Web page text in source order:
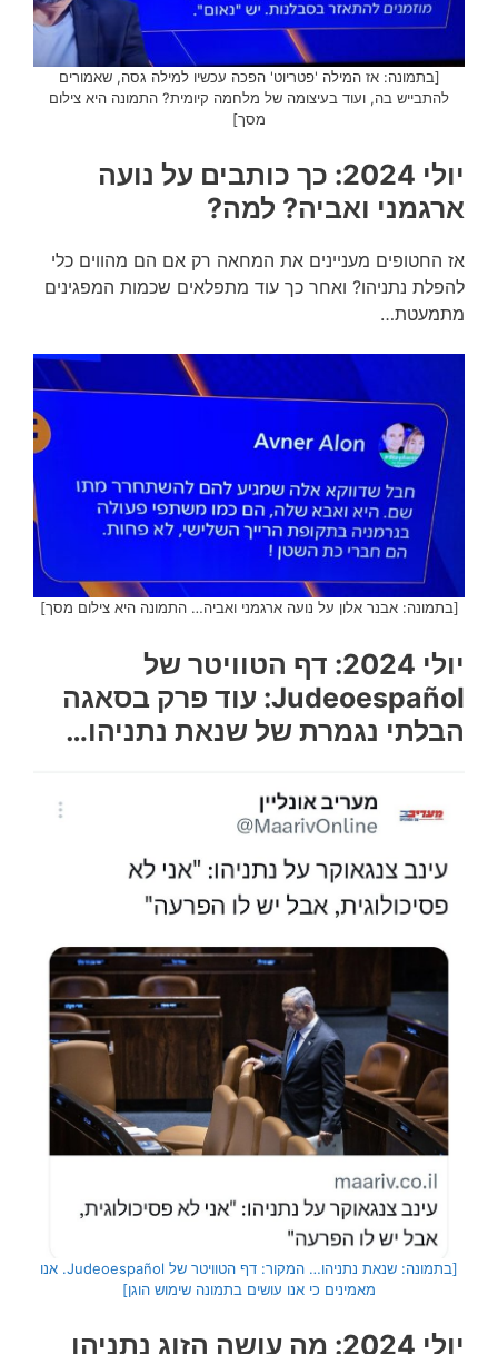
[בתמונה: אז המילה 'פטריוט' הפכה עכשיו למילה גסה, שאמורים
להתבייש בה, ועוד בעיצומה של מלחמה קיומית? התמונה היא צילום
מסך]
יולי 2024: כך כותבים על נועה
ארגמני ואביה? למה?
אז החטופים מעניינים את המחאה רק אם הם מהווים כלי
להפלת נתניהו? ואחר כך עוד מתפלאים שכמות המפגינים
מתמעטת…
[בתמונה: אבנר אלון על נועה ארגמני ואביה… התמונה היא צילום מסך]
יולי 2024: דף הטוויטר של
Judeoespañol: עוד פרק בסאגה
הבלתי נגמרת של שנאת נתניהו…
[בתמונה: שנאת נתניהו… המקור: דף הטוויטר של Judeoespañol. אנו
מאמינים כי אנו עושים בתמונה שימוש הוגן]
יולי 2024: מה עושה הזוג נתניהו